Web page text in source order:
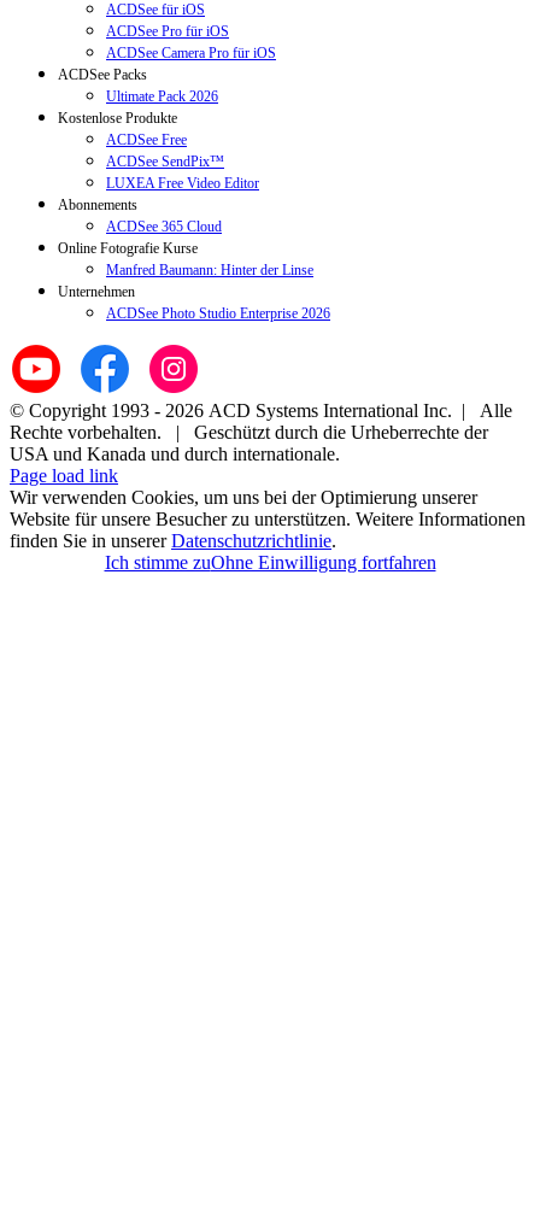
ACDSee für iOS
ACDSee Pro für iOS
ACDSee Camera Pro für iOS
ACDSee Packs
Ultimate Pack 2026
Kostenlose Produkte
ACDSee Free
ACDSee SendPix™
LUXEA Free Video Editor
Abonnements
ACDSee 365 Cloud
Online Fotografie Kurse
Manfred Baumann: Hinter der Linse
Unternehmen
ACDSee Photo Studio Enterprise 2026
© Copyright 1993 - 2026 ACD Systems International Inc. | Alle
Rechte vorbehalten. | Geschützt durch die Urheberrechte der
USA und Kanada und durch internationale.
Page load link
Wir verwenden Cookies, um uns bei der Optimierung unserer
Website für unsere Besucher zu unterstützen. Weitere Informationen
finden Sie in unsererDatenschutzrichtlinie.
Ich stimme zuOhne Einwilligung fortfahren